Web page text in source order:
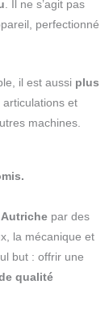
. Il ne s’agit pas
perfectionné
il est aussi plus
articulations et
machines.
par des
la mécanique et
but : offrir une
qualité